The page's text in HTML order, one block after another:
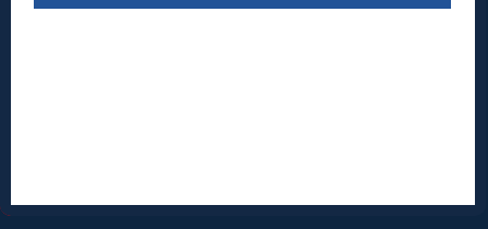
Her finner du oss
Kontakt oss